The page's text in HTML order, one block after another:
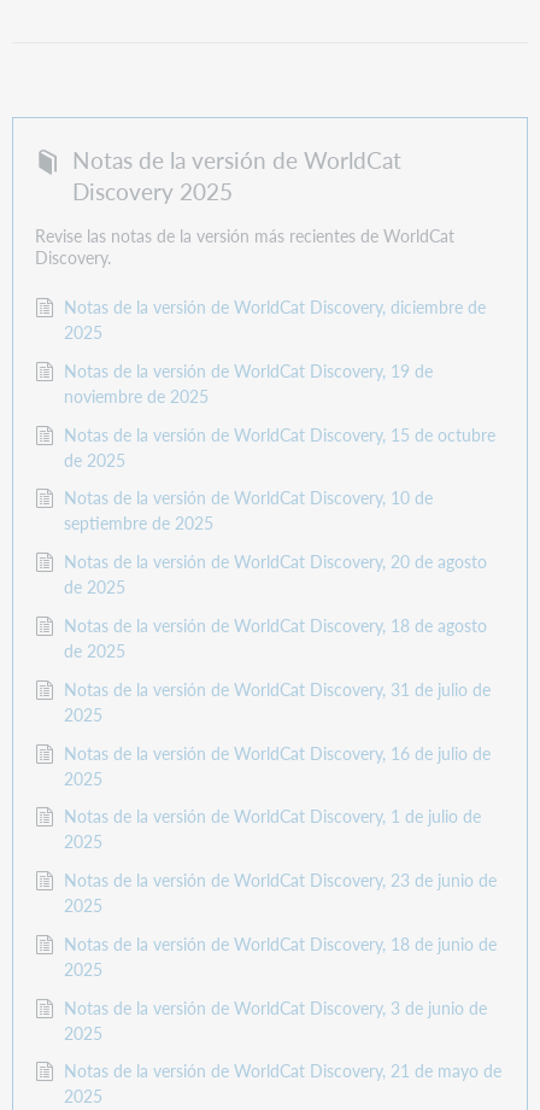
Notas de la versión de WorldCat
Discovery 2025
Revise las notas de la versión más recientes de WorldCat
Discovery.
Notas de la versión de WorldCat Discovery, diciembre de
2025
Notas de la versión de WorldCat Discovery, 19 de
noviembre de 2025
Notas de la versión de WorldCat Discovery, 15 de octubre
de 2025
Notas de la versión de WorldCat Discovery, 10 de
septiembre de 2025
Notas de la versión de WorldCat Discovery, 20 de agosto
de 2025
Notas de la versión de WorldCat Discovery, 18 de agosto
de 2025
Notas de la versión de WorldCat Discovery, 31 de julio de
2025
Notas de la versión de WorldCat Discovery, 16 de julio de
2025
Notas de la versión de WorldCat Discovery, 1 de julio de
2025
Notas de la versión de WorldCat Discovery, 23 de junio de
2025
Notas de la versión de WorldCat Discovery, 18 de junio de
2025
Notas de la versión de WorldCat Discovery, 3 de junio de
2025
Notas de la versión de WorldCat Discovery, 21 de mayo de
2025